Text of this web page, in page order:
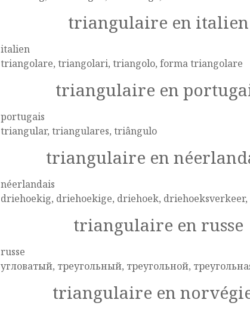
triangulaire en italien
italien
triangolare, triangolari, triangolo, forma triangolare
triangulaire en
portugais
triangular, triangulares, triângulo
triangulaire en
néerlandais
driehoekig, driehoekige, driehoek,
triangulaire en russe
russe
угловатый, треугольный, треугольной,
triangulaire en